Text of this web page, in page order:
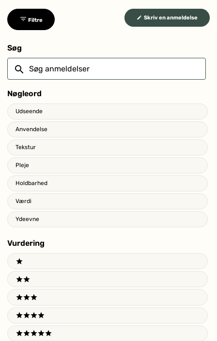
Filtre
Søg
Søg
anmeldelser
Nøgleord
Keywords
Udseende
Anvendelse
Tekstur
Pleje
Holdbarhed
Værdi
Ydeevne
Vurdering
Ratings
1 stars
2 stars
3 stars
4 stars
5 stars
Skriv en anmeldelse(Åbner
et